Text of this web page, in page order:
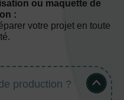
ou maquette de
:
votre projet en toute
production ?